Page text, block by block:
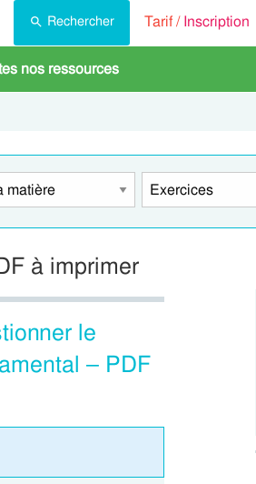
Rechercher Tarif /Inscription
nos ressources
à imprimer
le
– PDF